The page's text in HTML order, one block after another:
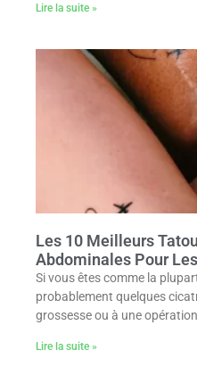
Lire la suite »
Les 10 Meilleurs
Abdominales Pour
Si vous êtes comme la
probablement quelques
grossesse ou à une
Lire la suite »